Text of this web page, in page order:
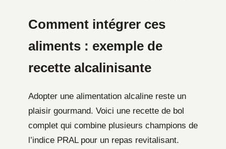
Comment intégrer ces
aliments : exemple de
recette alcalinisante
Adopter une alimentation alcaline reste un
plaisir gourmand. Voici une recette de bol
complet qui combine plusieurs champions de
l’indice PRAL pour un repas revitalisant.